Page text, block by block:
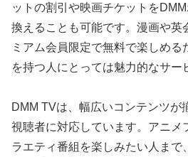
ットの割引や映画チケットを
換えることも可能です。漫画や英
ミアム会員限定で無料で楽しめる
を持つ人にとっては魅力的なサー
DMM TVは、幅広いコンテンツが
視聴者に対応しています。アニメ
ラエティ番組を楽しみたい人まで